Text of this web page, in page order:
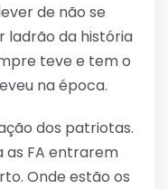
de não se
ladrão da história
teve e tem o
na época.
dos patriotas.
as FA entrarem
Onde estão os